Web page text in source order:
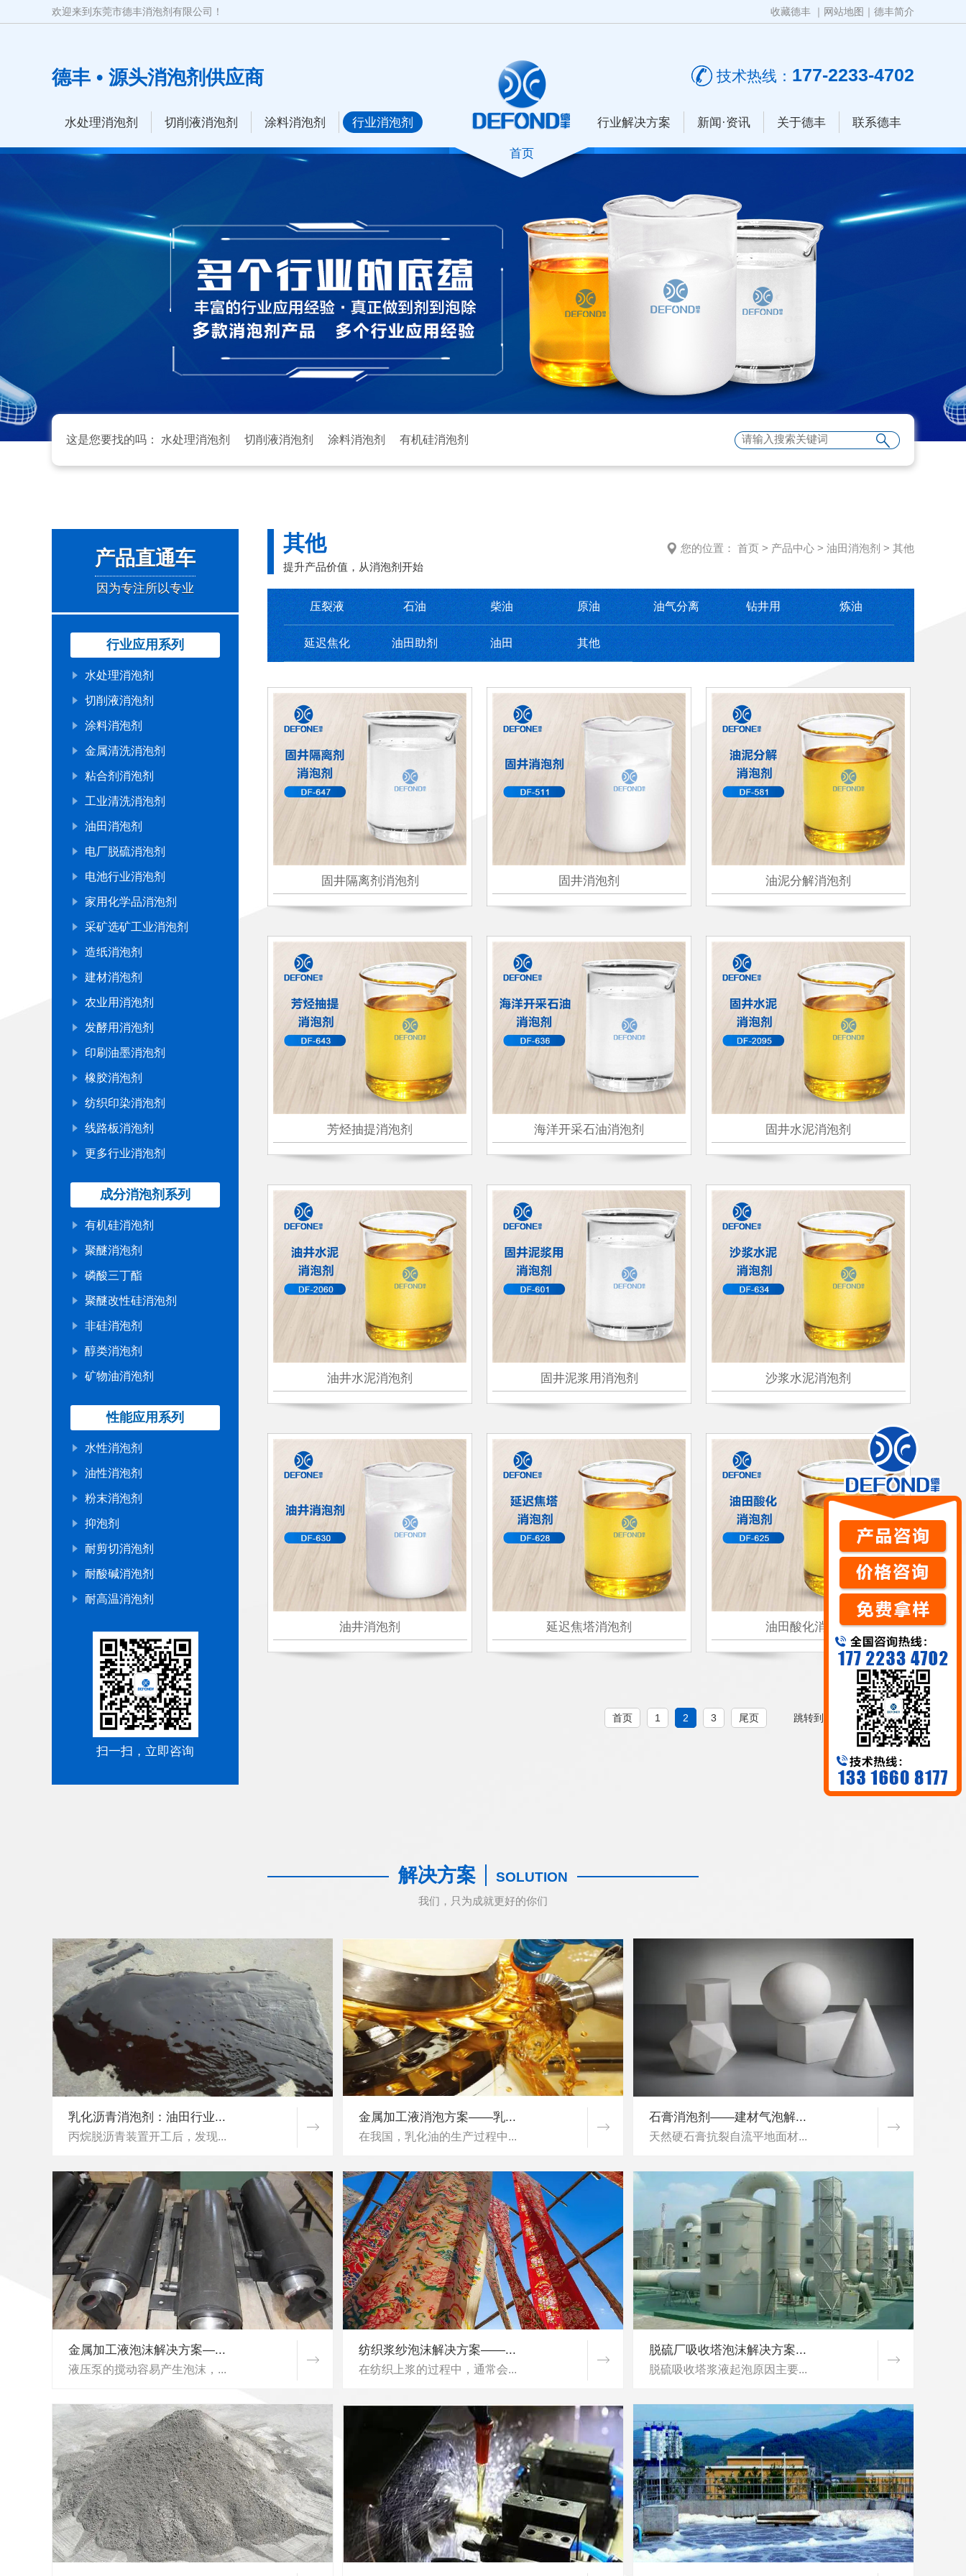
欢迎来到东莞市德丰消泡剂有限公司！ 收藏德丰 ｜ 网站地图 ｜ 德丰简介
德丰 • 源头消泡剂供应商 技术热线： 177-2233-4702
水处理消泡剂 切削液消泡剂 涂料消泡剂 行业消泡剂
首页
行业解决方案 新闻·资讯 关于德丰 联系德丰
这是您要找的吗： 水处理消泡剂 切削液消泡剂 涂料消泡剂 有机硅消泡剂
产品直通车
因为专注所以专业
行业应用系列
水处理消泡剂
切削液消泡剂
涂料消泡剂
金属清洗消泡剂
粘合剂消泡剂
工业清洗消泡剂
油田消泡剂
电厂脱硫消泡剂
电池行业消泡剂
家用化学品消泡剂
采矿选矿工业消泡剂
造纸消泡剂
建材消泡剂
农业用消泡剂
发酵用消泡剂
印刷油墨消泡剂
橡胶消泡剂
纺织印染消泡剂
线路板消泡剂
更多行业消泡剂
成分消泡剂系列
有机硅消泡剂
聚醚消泡剂
磷酸三丁酯
聚醚改性硅消泡剂
非硅消泡剂
醇类消泡剂
矿物油消泡剂
性能应用系列
水性消泡剂
油性消泡剂
粉末消泡剂
抑泡剂
耐剪切消泡剂
耐酸碱消泡剂
耐高温消泡剂
扫一扫，立即咨询
其他
提升产品价值，从消泡剂开始
您的位置： 首页 > 产品中心 > 油田消泡剂 > 其他
压裂液 石油 柴油 原油 油气分离 钻井用 炼油
延迟焦化 油田助剂 油田 其他
固井隔离剂消泡剂 固井消泡剂 油泥分解消泡剂
芳烃抽提消泡剂 海洋开采石油消泡剂 固井水泥消泡剂
油井水泥消泡剂 固井泥浆用消泡剂 沙浆水泥消泡剂
油井消泡剂 延迟焦塔消泡剂 油田酸化消泡剂
首页 1 2 3 尾页 跳转到 页
解决方案 SOLUTION
我们，只为成就更好的你们
乳化沥青消泡剂：油田行业...
丙烷脱沥青装置开工后，发现...
金属加工液消泡方案——乳...
在我国，乳化油的生产过程中...
石膏消泡剂——建材气泡解...
天然硬石膏抗裂自流平地面材...
金属加工液泡沫解决方案—...
液压泵的搅动容易产生泡沫，...
纺织浆纱泡沫解决方案——...
在纺织上浆的过程中，通常会...
脱硫厂吸收塔泡沫解决方案...
脱硫吸收塔浆液起泡原因主要...